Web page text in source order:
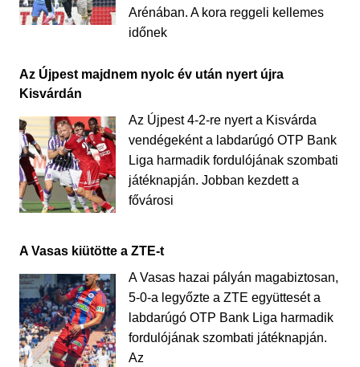
Arénában. A kora reggeli kellemes
időnek
Az Újpest majdnem nyolc év után nyert újra
Kisvárdán
Az Újpest 4-2-re nyert a Kisvárda
vendégeként a labdarúgó OTP Bank
Liga harmadik fordulójának szombati
játéknapján. Jobban kezdett a
fővárosi
A Vasas kiütötte a ZTE-t
A Vasas hazai pályán magabiztosan,
5-0-a legyőzte a ZTE együttesét a
labdarúgó OTP Bank Liga harmadik
fordulójának szombati játéknapján.
Az